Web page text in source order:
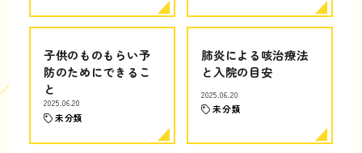
子供のものもらい予
防のためにできるこ
と
2025.06.20
未分類
肺炎による咳治療法
と入院の目安
2025.06.20
未分類